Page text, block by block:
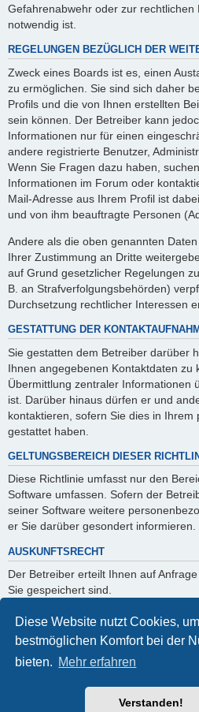
Diese Website nutzt Cookies,
bestmöglichen Komfort bei der
bieten. Mehr erfahren
Verstanden!
Gefahrenabwehr oder zur rechtlichen
notwendig ist.
REGELUNGEN BEZÜGLICH DER
Zweck eines Boards ist es, einen
zu ermöglichen. Sie sind sich daher
Profils und die von Ihnen erstellten
sein können. Der Betreiber kann
Informationen nur für einen
andere registrierte Benutzer,
Wenn Sie Fragen dazu haben,
Informationen im Forum oder
Mail-Adresse aus Ihrem Profil ist
und von ihm beauftragte Personen
Andere als die oben genannten
Ihrer Zustimmung an Dritte
auf Grund gesetzlicher Regelungen
B. an Strafverfolgungsbehörden)
Durchsetzung rechtlicher Interessen
GESTATTUNG DER
Sie gestatten dem Betreiber darüber
Ihnen angegebenen Kontaktdaten zu
Übermittlung zentraler Informationen
ist. Darüber hinaus dürfen er und
kontaktieren, sofern Sie dies in Ihrem
gestattet haben.
GELTUNGSBEREICH DIESER
Diese Richtlinie umfasst nur den
Software umfassen. Sofern der
seiner Software weitere
er Sie darüber gesondert informieren.
AUSKUNFTSRECHT
Der Betreiber erteilt Ihnen auf
Sie gespeichert sind.
Sie können jederzeit die Löschung
verlangen. Kontaktieren Sie hierzu
Powered byphpBB® Forum